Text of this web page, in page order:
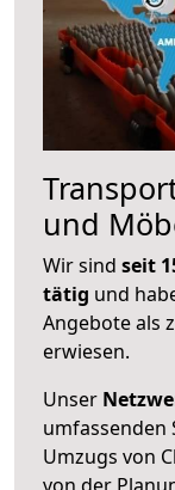
und
Wir sind seit
tätig und
Angebote als
erwiesen.
Unser
umfassenden
Umzugs von